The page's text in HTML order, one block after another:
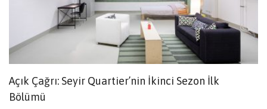
Açık Çağrı: Seyir Quartier’nin İkinci Sezon İlk
Bölümü